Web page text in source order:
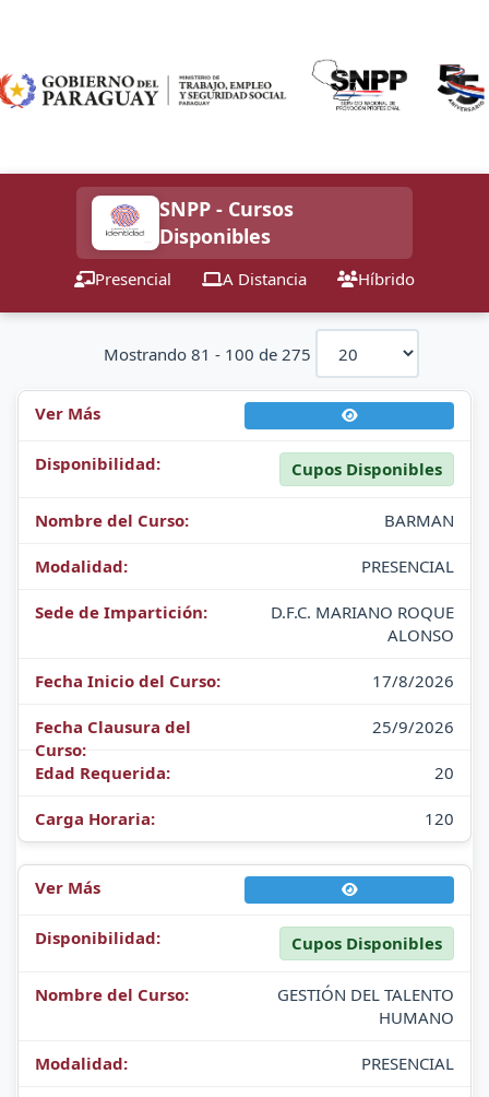
SNPP - Cursos
Disponibles
Presencial A Distancia Híbrido
Mostrando 81 - 100 de 275
Cupos Disponibles
BARMAN
PRESENCIAL
D.F.C. MARIANO ROQUE
ALONSO
17/8/2026
25/9/2026
20
120
Cupos Disponibles
GESTIÓN DEL TALENTO
HUMANO
PRESENCIAL